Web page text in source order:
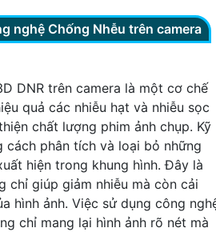
nghệ Chống Nhễu trên camera
DNR trên camera là một cơ chế
quả các nhiễu hạt và nhiễu sọc
chất lượng phim ảnh chụp. Kỹ
phân tích và loại bỏ những
hiện trong khung hình. Đây là
chỉ giúp giảm nhiễu mà còn cải
hình ảnh. Việc sử dụng công
chỉ mang lại hình ảnh rõ nét mà